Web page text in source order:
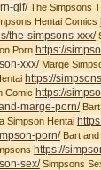
gif/The Simpsons
Hentai Comics
the-simpsons-xxx/
Porn https://
xxx/Marge
https://
Comic https://
marge-porn/Bart
Simpson Hentai
porn/Bart and
https://
sex/Simpsons